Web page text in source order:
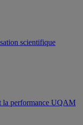
scientifique
la performance UQAM